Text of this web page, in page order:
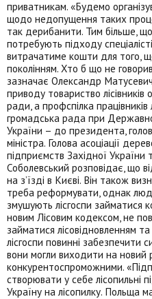
приватникам. «Будемо
щодо недопущення таких
так дерибанити. Тим більше,
потребують підходу
витрачатиме кошти для того,
поколінням. Хто б що не
зазначає Олександр
приводу товариство
ради, а профспілка
громадська рада при
України – до президента,
міністра. Голова асоціації
підприємств Західної України
Соболевський розповідає, що
на з’їзді в Києві. Він також
треба реформувати, однак
змушують лісгоспи займатися
новим Лісовим кодексом, не
займатися лісовідновленням
лісгоспи повинні
вони могли виходити на новий
конкурентоспроможними.
створювати у себе лісопильні
Україну на лісопилку. Польща